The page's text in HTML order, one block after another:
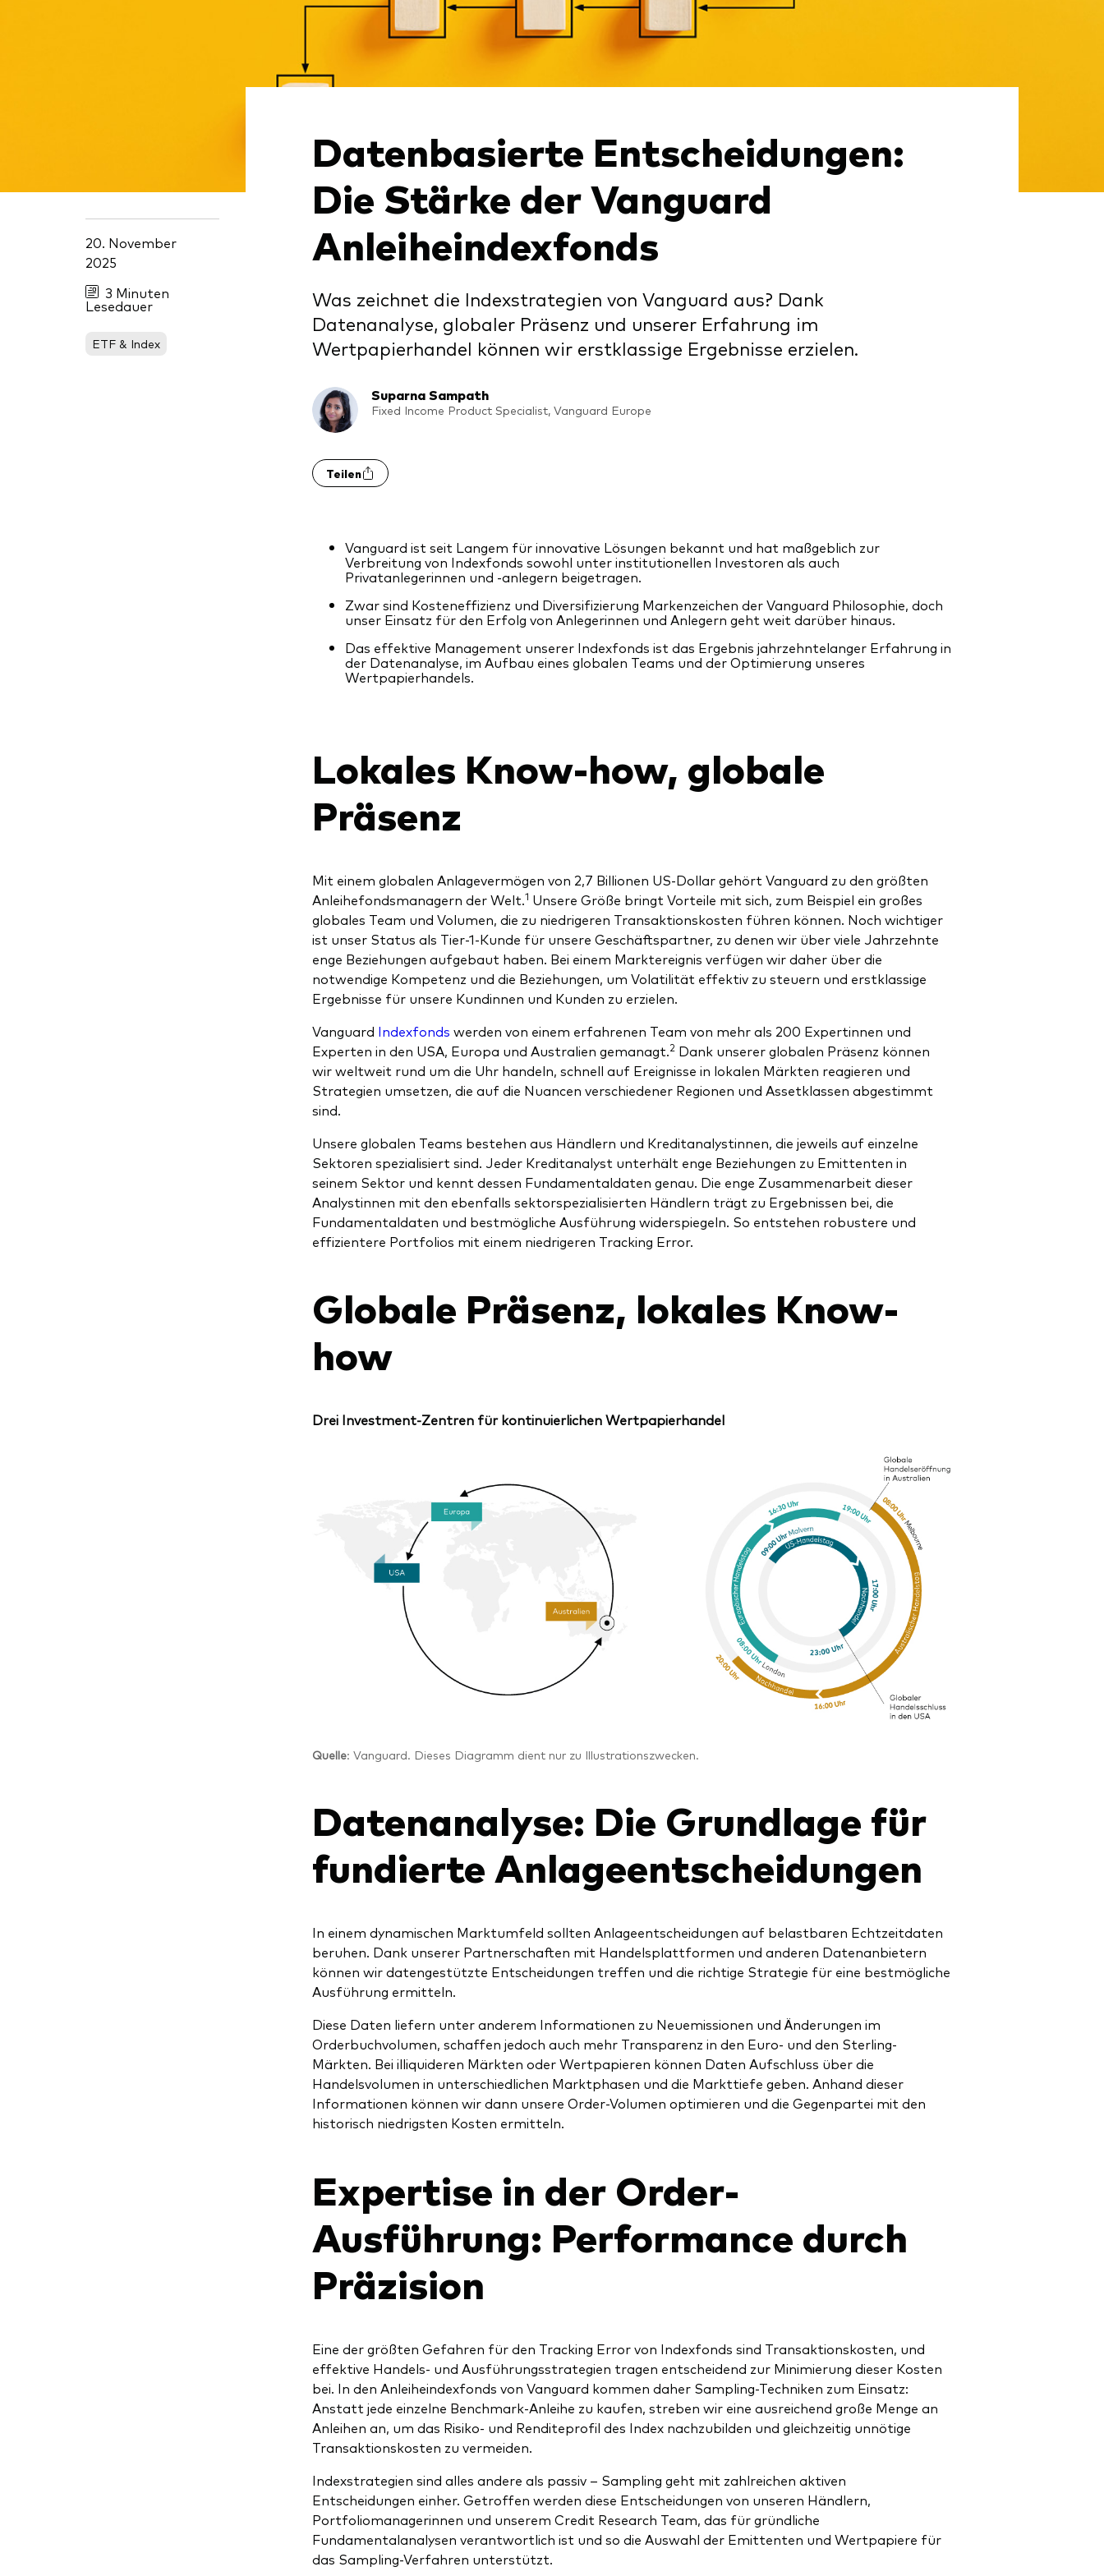
LifeStrategy
Money market
Anbieterliste
Vanguard Modellportfolios
20. November
2025
3 Minuten
Lesedauer
ETF & Index
Datenbasierte Entscheidungen:
Die Stärke der Vanguard
Anleiheindexfonds
Was zeichnet die Indexstrategien von Vanguard aus? Dank
Datenanalyse, globaler Präsenz und unserer Erfahrung im
Wertpapierhandel können wir erstklassige Ergebnisse erzielen.
Suparna Sampath
Fixed Income Product Specialist, Vanguard Europe
Teilen
Vanguard ist seit Langem für innovative Lösungen bekannt und hat maßgeblich zur
Verbreitung von Indexfonds sowohl unter institutionellen Investoren als auch
Privatanlegerinnen und -anlegern beigetragen.
Zwar sind Kosteneffizienz und Diversifizierung Markenzeichen der Vanguard Philosophie, doch
unser Einsatz für den Erfolg von Anlegerinnen und Anlegern geht weit darüber hinaus.
Das effektive Management unserer Indexfonds ist das Ergebnis jahrzehntelanger Erfahrung in
der Datenanalyse, im Aufbau eines globalen Teams und der Optimierung unseres
Wertpapierhandels.
Lokales Know-how, globale
Präsenz
Mit einem globalen Anlagevermögen von 2,7 Billionen US-Dollar gehört Vanguard zu den größten
Anleihefondsmanagern der Welt.1 Unsere Größe bringt Vorteile mit sich, zum Beispiel ein großes
globales Team und Volumen, die zu niedrigeren Transaktionskosten führen können. Noch wichtiger
ist unser Status als Tier-1-Kunde für unsere Geschäftspartner, zu denen wir über viele Jahrzehnte
enge Beziehungen aufgebaut haben. Bei einem Marktereignis verfügen wir daher über die
notwendige Kompetenz und die Beziehungen, um Volatilität effektiv zu steuern und erstklassige
Ergebnisse für unsere Kundinnen und Kunden zu erzielen.
Vanguard Indexfonds werden von einem erfahrenen Team von mehr als 200 Expertinnen und
Experten in den USA, Europa und Australien gemanagt.2Dank unserer globalen Präsenz können
wir weltweit rund um die Uhr handeln, schnell auf Ereignisse in lokalen Märkten reagieren und
Strategien umsetzen, die auf die Nuancen verschiedener Regionen und Assetklassen abgestimmt
sind.
Unsere globalen Teams bestehen aus Händlern und Kreditanalystinnen, die jeweils auf einzelne
Sektoren spezialisiert sind. Jeder Kreditanalyst unterhält enge Beziehungen zu Emittenten in
seinem Sektor und kennt dessen Fundamentaldaten genau. Die enge Zusammenarbeit dieser
Analystinnen mit den ebenfalls sektorspezialisierten Händlern trägt zu Ergebnissen bei, die
Fundamentaldaten und bestmögliche Ausführung widerspiegeln. So entstehen robustere und
effizientere Portfolios mit einem niedrigeren Tracking Error.
Globale Präsenz, lokales Know-
how
Drei Investment-Zentren für kontinuierlichen Wertpapierhandel
Quelle: Vanguard. Dieses Diagramm dient nur zu Illustrationszwecken.
Datenanalyse: Die Grundlage für
fundierte Anlageentscheidungen
In einem dynamischen Marktumfeld sollten Anlageentscheidungen auf belastbaren Echtzeitdaten
beruhen. Dank unserer Partnerschaften mit Handelsplattformen und anderen Datenanbietern
können wir datengestützte Entscheidungen treffen und die richtige Strategie für eine bestmögliche
Ausführung ermitteln.
Diese Daten liefern unter anderem Informationen zu Neuemissionen und Änderungen im
Orderbuchvolumen, schaffen jedoch auch mehr Transparenz in den Euro- und den Sterling-
Märkten. Bei illiquideren Märkten oder Wertpapieren können Daten Aufschluss über die
Handelsvolumen in unterschiedlichen Marktphasen und die Markttiefe geben. Anhand dieser
Informationen können wir dann unsere Order-Volumen optimieren und die Gegenpartei mit den
historisch niedrigsten Kosten ermitteln.
Expertise in der Order-
Ausführung: Performance durch
Präzision
Eine der größten Gefahren für den Tracking Error von Indexfonds sind Transaktionskosten, und
effektive Handels- und Ausführungsstrategien tragen entscheidend zur Minimierung dieser Kosten
bei. In den Anleiheindexfonds von Vanguard kommen daher Sampling-Techniken zum Einsatz:
Anstatt jede einzelne Benchmark-Anleihe zu kaufen, streben wir eine ausreichend große Menge an
Anleihen an, um das Risiko- und Renditeprofil des Index nachzubilden und gleichzeitig unnötige
Transaktionskosten zu vermeiden.
Indexstrategien sind alles andere als passiv – Sampling geht mit zahlreichen aktiven
Entscheidungen einher. Getroffen werden diese Entscheidungen von unseren Händlern,
Portfoliomanagerinnen und unserem Credit Research Team, das für gründliche
Fundamentalanalysen verantwortlich ist und so die Auswahl der Emittenten und Wertpapiere für
das Sampling-Verfahren unterstützt.